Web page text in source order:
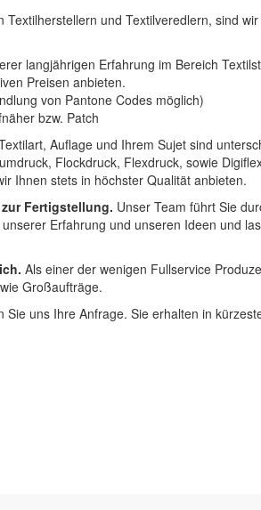
und Textilveredlern, sind
langjährigen Erfahrung im Bereich
Preisen anbieten.
von Pantone Codes möglich)
bzw. Patch
Auflage und Ihrem Sujet sind
Flockdruck, Flexdruck, sowie
Ihnen stets in höchster Qualität anbieten.
Fertigstellung. Unser Team führt Sie
Erfahrung und unseren Ideen und
Als einer der wenigen Fullservice
Großaufträge.
uns Ihre Anfrage. Sie erhalten in